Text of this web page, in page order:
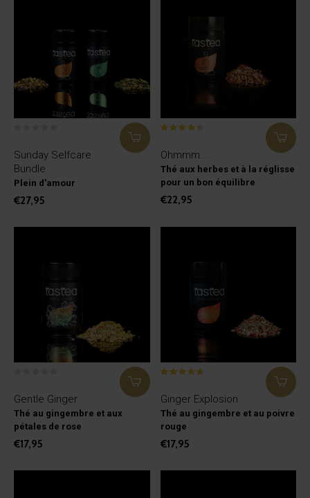
Sunday Selfcare
Bundle
Plein d'amour
€27,95
Ohmmm...
Thé aux herbes et à la réglisse
pour un bon équilibre
€22,95
Gentle Ginger
Thé au gingembre et aux
pétales de rose
€17,95
Ginger Explosion
Thé au gingembre et au poivre
rouge
€17,95